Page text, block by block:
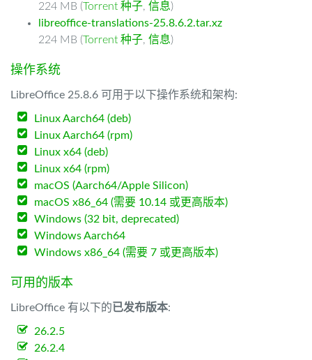
224 MB (Torrent 种子, 信息)
libreoffice-translations-25.8.6.2.tar.xz
224 MB (Torrent 种子, 信息)
操作系统
LibreOffice 25.8.6 可用于以下操作系统和架构:
Linux Aarch64 (deb)
Linux Aarch64 (rpm)
Linux x64 (deb)
Linux x64 (rpm)
macOS (Aarch64/Apple Silicon)
macOS x86_64 (需要 10.14 或更高版本)
Windows (32 bit, deprecated)
Windows Aarch64
Windows x86_64 (需要 7 或更高版本)
可用的版本
LibreOffice 有以下的已发布版本:
26.2.5
26.2.4